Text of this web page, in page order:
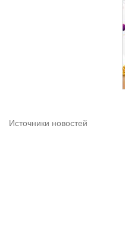
Источники новостей